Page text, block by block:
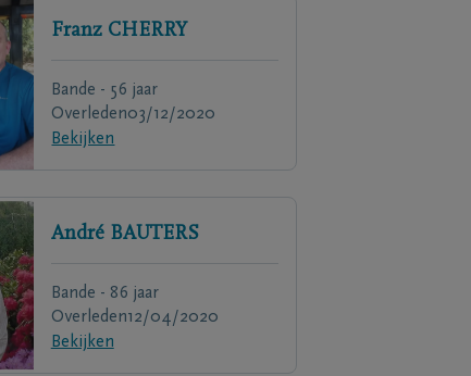
Franz CHERRY
Bande - 56 jaar
Overleden03/12/2020
Bekijken
André BAUTERS
Bande - 86 jaar
Overleden12/04/2020
Bekijken